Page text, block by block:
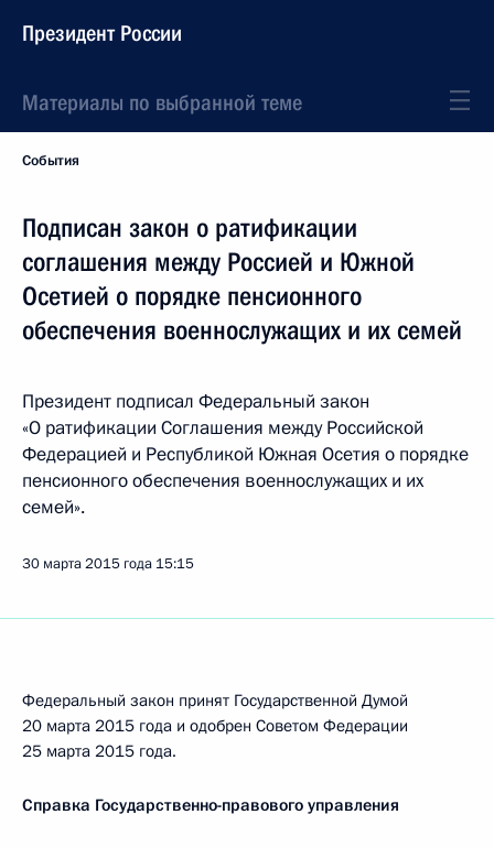
Президент России
Материалы по выбранной теме
События
Подписан закон о ратификации
соглашения между Россией и Южной
Осетией о порядке пенсионного
обеспечения военнослужащих и их семей
Президент подписал Федеральный закон
«О ратификации Соглашения между Российской
Федерацией и Республикой Южная Осетия о порядке
пенсионного обеспечения военнослужащих и их
семей».
30 марта 2015 года 15:15
Федеральный закон принят Государственной Думой
20 марта 2015 года и одобрен Советом Федерации
25 марта 2015 года.
Справка Государственно-правового управления